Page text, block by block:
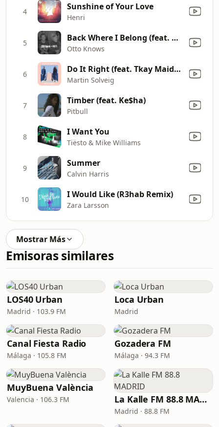
4 Sunshine of Your Love
Henri
5 Back Where I Belong (feat. Avicii)
Otto Knows
6 Do It Right (feat. Tkay Maidza)
Martin Solveig
7 Timber (feat. Ke$ha)
Pitbull
8 I Want You
Tiësto & Mike Williams
9 Summer
Calvin Harris
10 I Would Like (R3hab Remix)
Zara Larsson
Mostrar Más
Emisoras similares
LOS40 Urban
Madrid · 103.9 FM
Loca Urban
Madrid
Canal Fiesta Radio
Málaga · 105.8 FM
Gozadera FM
Málaga · 94.3 FM
MuyBuena València
Valencia · 106.3 FM La Kalle FM 88.8 MADRID
Madrid · 88.8 FM